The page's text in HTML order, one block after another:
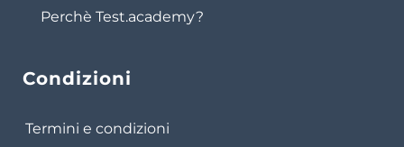
Perchè Test.academy?
Condizioni
Termini e condizioni